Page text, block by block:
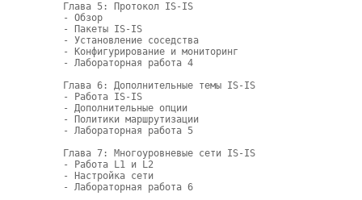
Глава 5: Протокол IS-IS
- Обзор
- Пакеты IS-IS
- Установление соседства
- Конфигурирование и мониторинг
- Лабораторная работа 4
Глава 6: Дополнительные темы IS-IS
- Работа IS-IS
- Дополнительные опции
- Политики маршрутизации
- Лабораторная работа 5
Глава 7: Многоуровневые сети IS-IS
- Работа L1 и L2
- Настройка сети
- Лабораторная работа 6